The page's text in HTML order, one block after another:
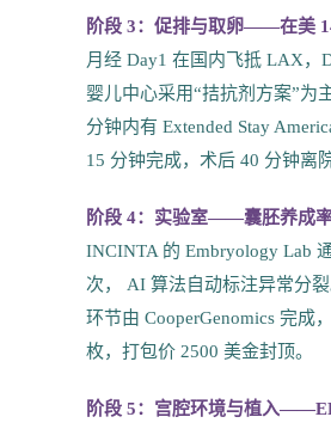
阶段 3：促排与取卵——在美
月经 Day1 在国内飞抵 LAX，
婴儿中心采用“拮抗剂方案”为
分钟内有 Extended Stay
15 分钟完成，术后 40 分钟离
阶段 4：实验室——囊胚养成
INCINTA 的 Embryology Lab
次， AI 算法自动标注异常分
环节由 CooperGenomics 完
枚，打包价 2500 美金封顶。
阶段 5：宫腔环境与植入